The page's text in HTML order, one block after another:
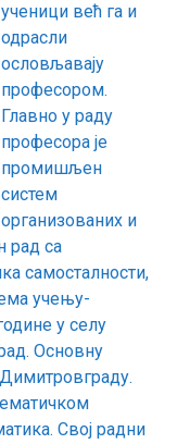
ученици већ га и
одрасли
ословљавају
професором.
Главно у раду
професора је
промишљен
систем
организованих и
рад са
самосталности,
учењу-
у селу
Основну
Свој радни